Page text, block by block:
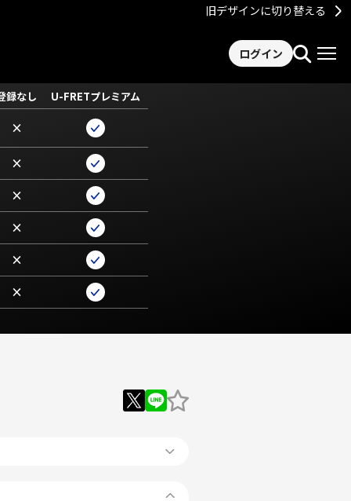
旧デザインに切り替える
ログイン
録なし U-FRETプレミアム
×
×
×
×
×
×